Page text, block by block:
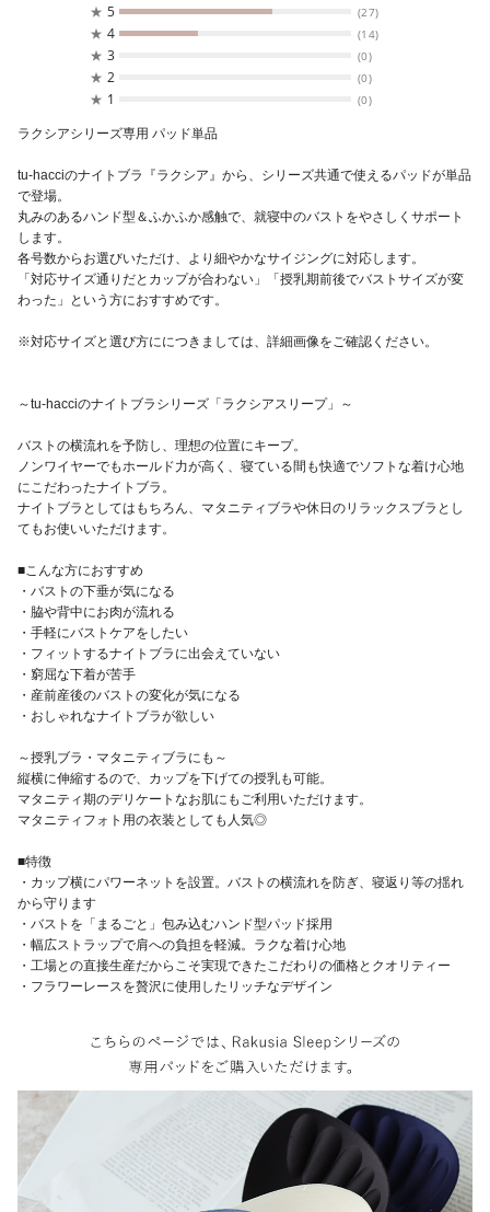
★ 5 (27)
★ 4 (14)
★ 3 (0)
★ 2 (0)
★ 1 (0)
ラクシアシリーズ専用 パッド単品
tu-hacciのナイトブラ『ラクシア』から、シリーズ共通で使えるパッドが単品
で登場。
丸みのあるハンド型＆ふかふか感触で、就寝中のバストをやさしくサポート
します。
各号数からお選びいただけ、より細やかなサイジングに対応します。
「対応サイズ通りだとカップが合わない」「授乳期前後でバストサイズが変
わった」という方におすすめです。
※対応サイズと選び方ににつきましては、詳細画像をご確認ください。
～tu-hacciのナイトブラシリーズ「ラクシアスリープ」～
バストの横流れを予防し、理想の位置にキープ。
ノンワイヤーでもホールド力が高く、寝ている間も快適でソフトな着け心地
にこだわったナイトブラ。
ナイトブラとしてはもちろん、マタニティブラや休日のリラックスブラとし
てもお使いいただけます。
■こんな方におすすめ
・バストの下垂が気になる
・脇や背中にお肉が流れる
・手軽にバストケアをしたい
・フィットするナイトブラに出会えていない
・窮屈な下着が苦手
・産前産後のバストの変化が気になる
・おしゃれなナイトブラが欲しい
～授乳ブラ・マタニティブラにも～
縦横に伸縮するので、カップを下げての授乳も可能。
マタニティ期のデリケートなお肌にもご利用いただけます。
マタニティフォト用の衣装としても人気◎
■特徴
・カップ横にパワーネットを設置。バストの横流れを防ぎ、寝返り等の揺れ
から守ります
・バストを「まるごと」包み込むハンド型パッド採用
・幅広ストラップで肩への負担を軽減。ラクな着け心地
・工場との直接生産だからこそ実現できたこだわりの価格とクオリティー
・フラワーレースを贅沢に使用したリッチなデザイン